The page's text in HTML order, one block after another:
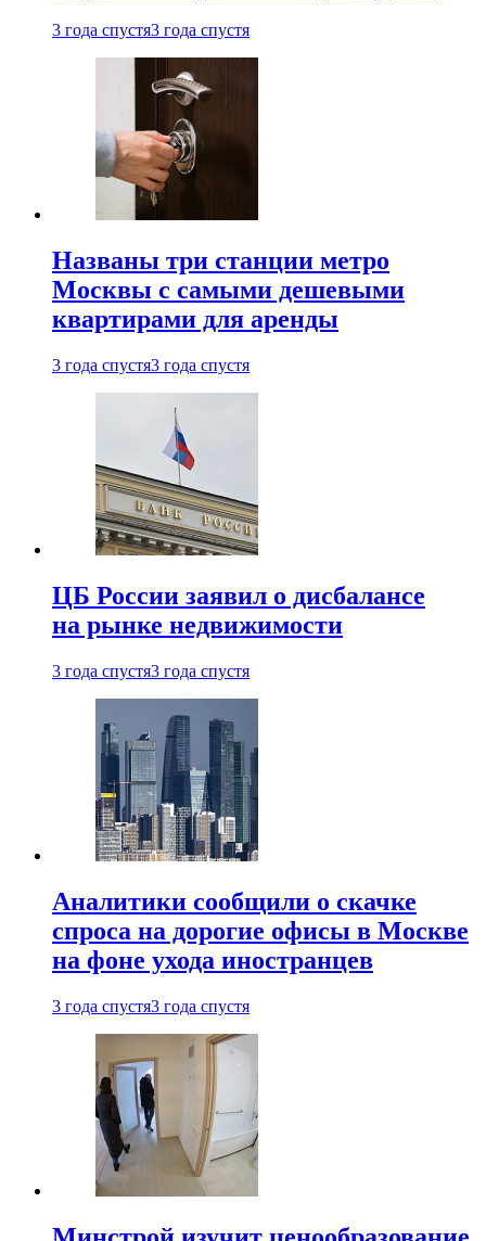
3 года спустя3 года спустя
Названы три станции метро
Москвы с самыми дешевыми
квартирами для аренды
3 года спустя3 года спустя
ЦБ России заявил о дисбалансе
на рынке недвижимости
3 года спустя3 года спустя
Аналитики сообщили о скачке
спроса на дорогие офисы в Москве
на фоне ухода иностранцев
3 года спустя3 года спустя